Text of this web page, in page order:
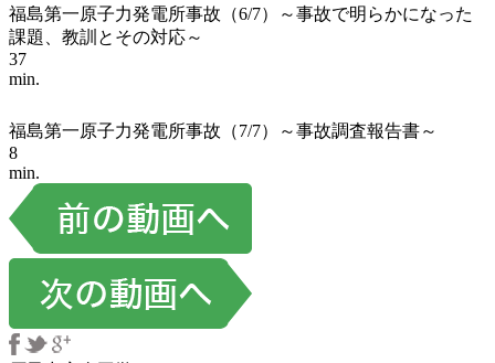
福島第一原子力発電所事故（6/7）～事故で明らかになった
課題、教訓とその対応～
37
min.
福島第一原子力発電所事故（7/7）～事故調査報告書～
8
min.